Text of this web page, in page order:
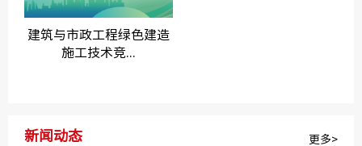
建筑与市政工程绿色建造
施工技术竞...
新闻动态 更多>